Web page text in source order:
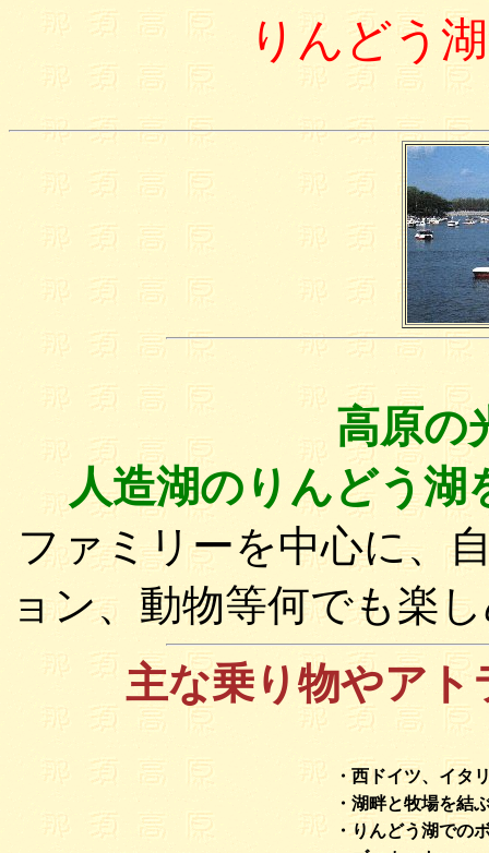
りんどう
高原の
人造湖のりんどう
ファミリーを中心に、
ョン、動物等何でも楽
主な乗り物やアト
・西ドイツ、イタ
・湖畔と牧場を結
・りんどう湖での